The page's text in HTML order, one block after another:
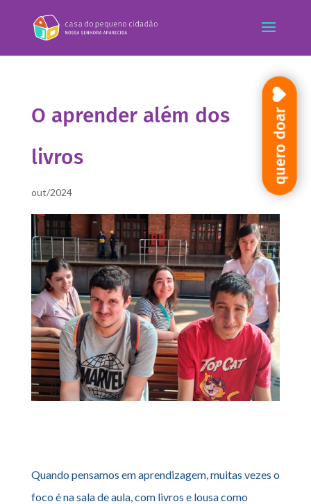
O aprender além dos
livros
out/2024
Quando pensamos em aprendizagem, muitas vezes o
foco é na sala de aula, com livros e lousa como
quero doar